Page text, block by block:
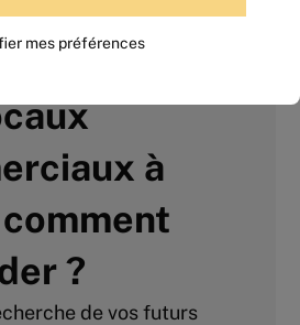
de 965 m²
à
?
de vos futurs
mes préférences